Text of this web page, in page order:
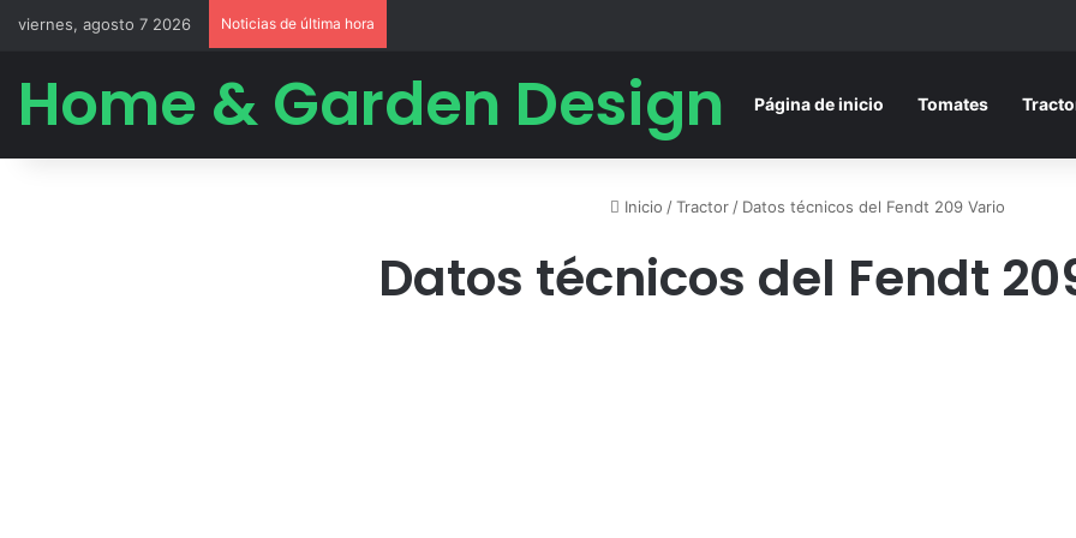
viernes, agosto 7 2026 Noticias de última hora
Home & Garden Design Página de inicio Tomates
Inicio / Tractor / Datos técnicos del Fendt 209 Vario
Datos técnicos del Fendt